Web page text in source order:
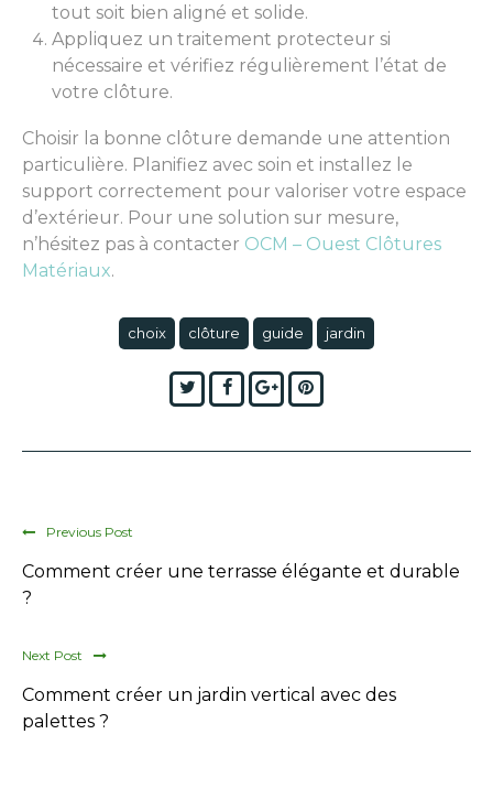
tout soit bien aligné et solide.
Appliquez un traitement protecteur si
nécessaire et vérifiez régulièrement l’état de
votre clôture.
Choisir la bonne clôture demande une attention
particulière. Planifiez avec soin et installez le
support correctement pour valoriser votre espace
d’extérieur. Pour une solution sur mesure,
n’hésitez pas à contacter OCM – Ouest Clôtures
Matériaux.
choix clôture guide jardin
TwitterFacebook
Google+Pinterest
Previous Post
Comment créer une terrasse élégante et durable
?
Next Post
Comment créer un jardin vertical avec des
palettes ?